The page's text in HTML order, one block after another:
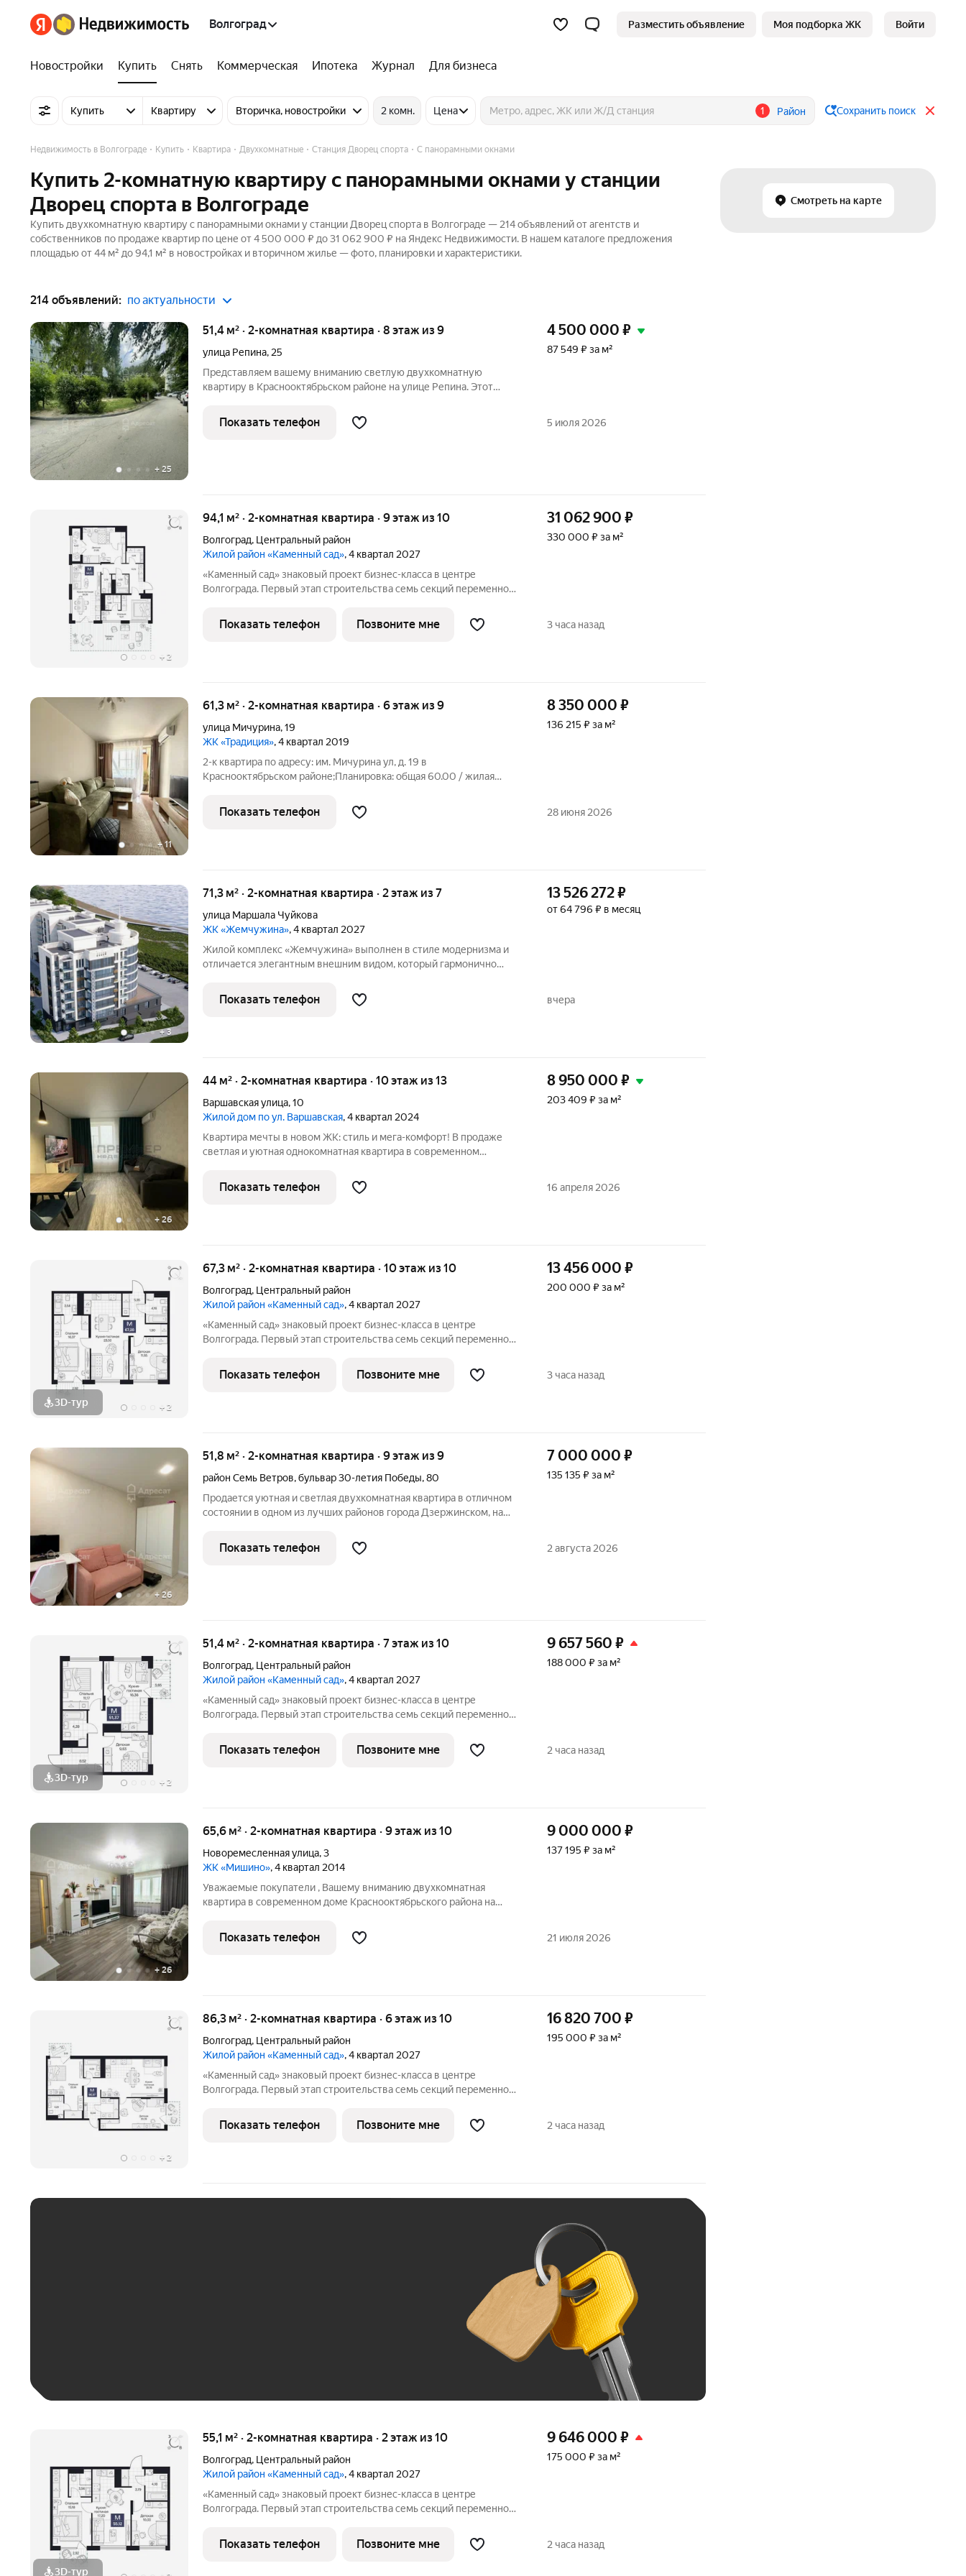
Волгоград Разместить объявление Моя подборка ЖК Войти
Новостройки Купить Снять Коммерческая Ипотека Журнал Для бизнеса
Купить Квартиру Вторичка, новостройки 2 комн. Цена 1 Район Сохранить поиск
Смотреть на карте
Недвижимость в Волгограде Купить Квартира Двухкомнатные Станция Дворец спорта С панорамными окнами
Купить 2-комнатную квартиру с панорамными окнами у станции
Дворец спорта в Волгограде
Купить двухкомнатную квартиру с панорамными окнами у станции Дворец спорта в Волгограде — 214 объявлений от агентств и
собственников по продаже квартир по цене от 4 500 000 ₽ до 31 062 900 ₽ на Яндекс Недвижимости. В нашем каталоге предложения
площадью от 44 м² до 94,1 м² в новостройках и вторичном жилье — фото, планировки и характеристики.
214 объявлений: по актуальности
+ 25
51,4 м² · 2-комнатная квартира · 8 этаж из 9
улица Репина, 25
Представляем вашему вниманию светлую двухкомнатную
квартиру в Краснооктябрьском районе на улице Репина. Этот
которые ценят комфорт, продуманную планировку и развитую
городскую инфраструктуру.
4 500 000 ₽
87 549 ₽ за м²
Показать телефон 5 июля 2026
+ 2
94,1 м² · 2-комнатная квартира · 9 этаж из 10
Волгоград, Центральный район
Жилой район «Каменный сад», 4 квартал 2027
«Каменный сад» знаковый проект бизнес-класса в центре
Волгограда. Первый этап строительства семь секций переменной
приватный двор, свободный от машин. С верхних этажей
открываются панорамные
31 062 900 ₽
330 000 ₽ за м²
Показать телефон Позвоните мне 3 часа назад
+11
61,3 м² · 2-комнатная квартира · 6 этаж из 9
улица Мичурина,19
ЖК «Традиция», 4 квартал 2019
2-к квартира по адресу: им. Мичурина ул, д. 19 в
Краснооктябрьском районе;Планировка: общая 60.00 / жилая
метровКвартира в очень хорошем состоянии. Натяжные потолки.
Пластиковые окна. На полу
8 350 000 ₽
136 215 ₽ за м²
Показать телефон 28 июня 2026
+ 3
71,3 м² · 2-комнатная квартира · 2 этаж из 7
улица Маршала Чуйкова
ЖК «Жемчужина», 4 квартал 2027
Жилой комплекс «Жемчужина» выполнен в стиле модернизма и
отличается элегантным внешним видом, который гармонично
виды в том числе на реку: фасады здания специально
спроектированы так, чтобы
13 526 272₽
от 64 796 ₽ в месяц
Показать телефон вчера
+ 26
44 м² · 2-комнатная квартира · 10 этаж из 13
Варшавская улица,10
Жилой дом по ул. Варшавская, 4 квартал 2024
Квартира мечты в новом ЖК: стиль и мега-комфорт! В продаже
светлая и уютная однокомнатная квартира в современном
Это не просто жильё, а пространство для жизни, созданное с
любовью к деталям
8 950 000 ₽
203 409 ₽ за м²
Показать телефон 16 апреля 2026
3D-тур + 2
67,3 м² · 2-комнатная квартира · 10 этаж из 10
Волгоград, Центральный район
Жилой район «Каменный сад», 4 квартал 2027
«Каменный сад» знаковый проект бизнес-класса в центре
Волгограда. Первый этап строительства семь секций переменной
приватный двор, свободный от машин. С верхних этажей
открываются панорамные
13 456 000 ₽
200 000 ₽ за м²
Показать телефон Позвоните мне 3 часа назад
+ 26
51,8 м² · 2-комнатная квартира · 9 этаж из 9
район Семь Ветров,бульвар 30-летия Победы,80
Продается уютная и светлая двухкомнатная квартира в отличном
состоянии в одном из лучших районов города Дзержинском, на
ищет готовое к проживанию жилье с продуманной
инфраструктурой и
7 000 000 ₽
135 135 ₽ за м²
Показать телефон 2 августа 2026
3D-тур + 2
51,4 м² · 2-комнатная квартира · 7 этаж из 10
Волгоград, Центральный район
Жилой район «Каменный сад», 4 квартал 2027
«Каменный сад» знаковый проект бизнес-класса в центре
Волгограда. Первый этап строительства семь секций переменной
приватный двор, свободный от машин. С верхних этажей
открываются панорамные
9 657 560 ₽
188 000 ₽ за м²
Показать телефон Позвоните мне 2 часа назад
+ 26
65,6 м² · 2-комнатная квартира · 9 этаж из 10
Новоремесленная улица,3
ЖК «Мишино», 4 квартал 2014
Уважаемые покупатели , Вашему вниманию двухкомнатная
квартира в современном доме Краснооктябрьского района на
Ленина , улица Репина , 39-й Гвардейской Дивизии , проспект
Металлургов .
9 000 000 ₽
137 195 ₽ за м²
Показать телефон 21 июля 2026
+ 2
86,3 м² · 2-комнатная квартира · 6 этаж из 10
Волгоград, Центральный район
Жилой район «Каменный сад», 4 квартал 2027
«Каменный сад» знаковый проект бизнес-класса в центре
Волгограда. Первый этап строительства семь секций переменной
приватный двор, свободный от машин. С верхних этажей
открываются панорамные
16 820 700 ₽
195 000 ₽ за м²
Показать телефон Позвоните мне 2 часа назад
3D-тур
55,1 м² · 2-комнатная квартира · 2 этаж из 10
Волгоград, Центральный район
Жилой район «Каменный сад», 4 квартал 2027
«Каменный сад» знаковый проект бизнес-класса в центре
Волгограда. Первый этап строительства семь секций переменной
приватный двор, свободный от машин. С верхних этажей
открываются панорамные
9 646 000 ₽
175 000 ₽ за м²
Показать телефон Позвоните мне 2 часа назад